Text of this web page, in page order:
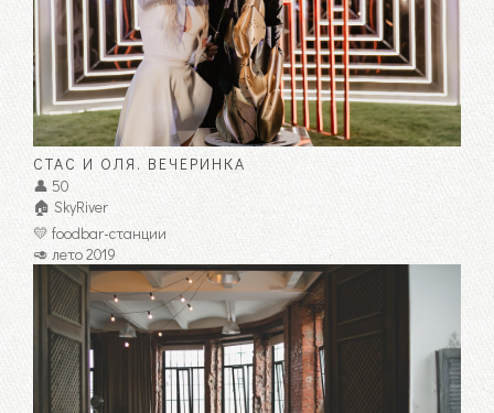
СТАС И ОЛЯ. ВЕЧЕРИНКА
👤 50
🏠 SkyRiver
💛 foodbar-станции
🥑 лето 2019